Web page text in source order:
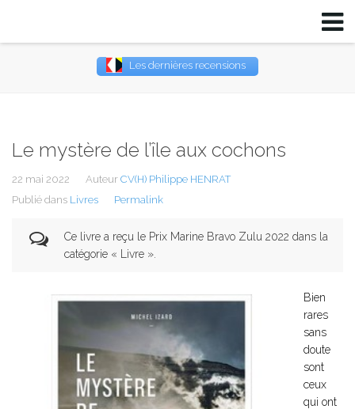
Les dernières recensions
Le mystère de l’île aux cochons
22 mai 2022 Auteur CV(H) Philippe HENRAT
Publié dans Livres Permalink
Ce livre a reçu le Prix Marine Bravo Zulu 2022 dans la
catégorie « Livre ».
Bien
rares
sans
doute
sont
ceux
qui ont